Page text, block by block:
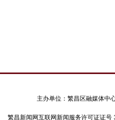
主办单位：繁昌区融媒体中
繁昌新闻网互联网新闻服务许可证证